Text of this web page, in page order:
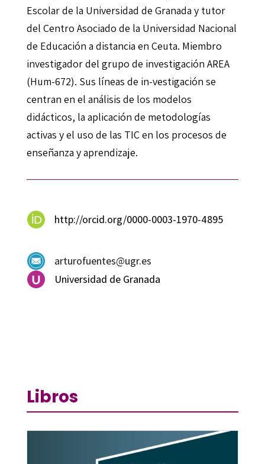
Escolar de la Universidad de Granada y tutor
del Centro Asociado de la Universidad Nacional
de Educación a distancia en Ceuta. Miembro
investigador del grupo de investigación AREA
(Hum-672). Sus líneas de in-vestigación se
centran en el análisis de los modelos
didácticos, la aplicación de metodologías
activas y el uso de las TIC en los procesos de
enseñanza y aprendizaje.
http://orcid.org/0000-0003-1970-4895
arturofuentes@ugr.es
Universidad de Granada
Libros